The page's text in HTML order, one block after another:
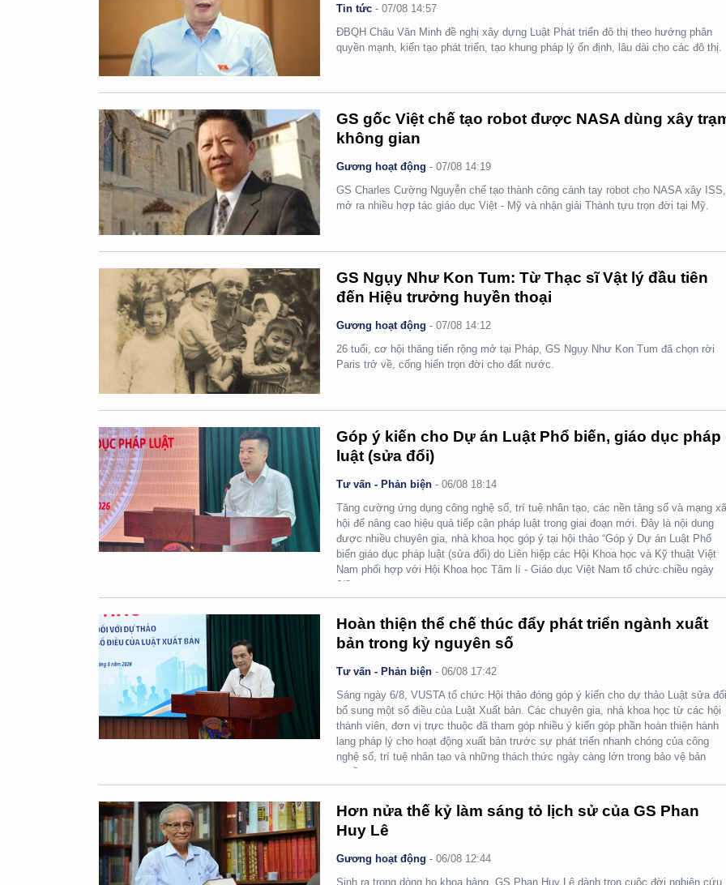
Tin tức -07/08 14:57
ĐBQH Châu Văn Minh đề nghị xây dựng Luật Phát triển đô thị theo hướng phân
quyền mạnh, kiến tạo phát triển, tạo khung pháp lý ổn định, lâu dài cho các đô thị.
GS gốc Việt chế tạo robot được NASA dùng xây
không gian
Gương hoạt động -07/08 14:19
GS Charles Cường Nguyễn chế tạo thành công cánh tay robot cho NASA xây ISS,
mở ra nhiều hợp tác giáo dục Việt - Mỹ và nhận giải Thành tựu trọn đời tại Mỹ.
GS Ngụy Như Kon Tum: Từ Thạc sĩ Vật lý đầu tiên
đến Hiệu trưởng huyền thoại
Gương hoạt động -07/08 14:12
26 tuổi, cơ hội thăng tiến rộng mở tại Pháp, GS Ngụy Như Kon Tum đã chọn rời
Paris trở về, cống hiến trọn đời cho đất nước.
Góp ý kiến cho Dự án Luật Phổ biến, giáo dục pháp
luật (sửa đổi)
Tư vấn - Phản biện -06/08 18:14
Tăng cường ứng dụng công nghệ số, trí tuệ nhân tạo, các nền tảng số và mạng
hội để nâng cao hiệu quả tiếp cận pháp luật trong giai đoạn mới. Đây là nội dung
được nhiều chuyên gia, nhà khoa học góp ý tại hội thảo “Góp ý Dự án Luật Phổ
biến giáo dục pháp luật (sửa đổi) do Liên hiệp các Hội Khoa học và Kỹ thuật Việt
Nam phối hợp với Hội Khoa học Tâm lí - Giáo dục Việt Nam tổ chức chiều ngày
6/8.
Hoàn thiện thể chế thúc đẩy phát triển ngành xuất
bản trong kỷ nguyên số
Tư vấn - Phản biện -06/08 17:42
Sáng ngày 6/8, VUSTA tổ chức Hội thảo đóng góp ý kiến cho dự thảo Luật sửa
bổ sung một số điều của Luật Xuất bản. Các chuyên gia, nhà khoa học từ các hội
thành viên, đơn vị trực thuộc đã tham góp nhiều ý kiến góp phần hoàn thiện hành
lang pháp lý cho hoạt động xuất bản trước sự phát triển nhanh chóng của công
nghệ số, trí tuệ nhân tạo và những thách thức ngày càng lớn trong bảo vệ bản
quyền.
Hơn nửa thế kỷ làm sáng tỏ lịch sử của GS Phan
Huy Lê
Gương hoạt động -06/08 12:44
Sinh ra trong dòng họ khoa bảng, GS Phan Huy Lê dành trọn cuộc đời nghiên cứu,